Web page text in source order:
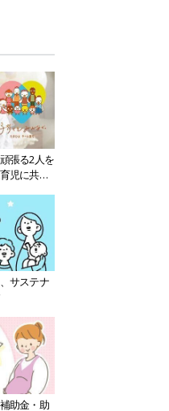
張る2人を
児に共感
サステナ
助金・助